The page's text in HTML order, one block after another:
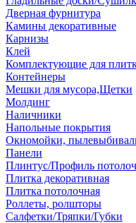
Дверная фурнитура
Камины декоративные
Карнизы
Клей
Комплектующие для
Контейнеры
Мешки для мусора,Щетки
Молдинг
Наличники
Напольные покрытия
Окномойки,
Панели
Плинтус/Профиль
Плитка декоративная
Плитка потолочная
Роллеты, ролшторы
Салфетки/Тряпки/Губки